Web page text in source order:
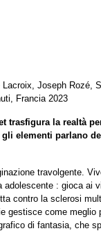
Joseph Rozé,
Francia 2023
trasfigura la realtà
elementi parlano
travolgente.
adolescente : gioca ai
contro la sclerosi
gestisce come
di fantasia, che